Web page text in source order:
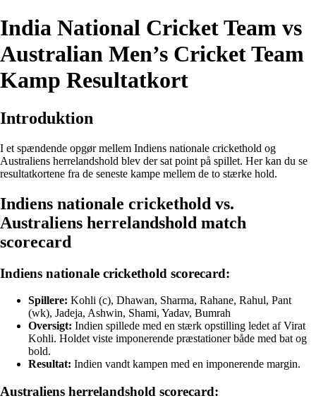
India National Cricket Team vs
Australian Men’s Cricket Team
Kamp Resultatkort
Introduktion
I et spændende opgør mellem Indiens nationale crickethold og
Australiens herrelandshold blev der sat point på spillet. Her kan du se
resultatkortene fra de seneste kampe mellem de to stærke hold.
Indiens nationale crickethold vs.
Australiens herrelandshold match
scorecard
Indiens nationale crickethold scorecard:
Spillere: Kohli (c), Dhawan, Sharma, Rahane, Rahul, Pant
(wk), Jadeja, Ashwin, Shami, Yadav, Bumrah
Oversigt: Indien spillede med en stærk opstilling ledet af Virat
Kohli. Holdet viste imponerende præstationer både med bat og
bold.
Resultat: Indien vandt kampen med en imponerende margin.
Australiens herrelandshold scorecard: